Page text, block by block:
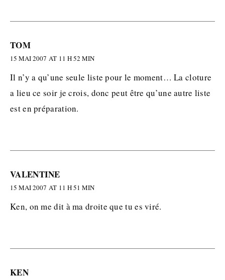
TOM
15 MAI 2007 AT 11 H 52 MIN
Il n’y a qu’une seule liste pour le moment… La cloture
a lieu ce soir je crois, donc peut être qu’une autre liste
est en préparation.
VALENTINE
15 MAI 2007 AT 11 H 51 MIN
Ken, on me dit à ma droite que tu es viré.
KEN